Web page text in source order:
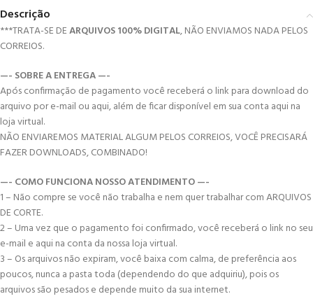
Descrição
***TRATA-SE DEARQUIVOS 100% DIGITAL, NÃO ENVIAMOS NADA PELOS
CORREIOS.
—- SOBRE A ENTREGA —-
Após confirmação de pagamento você receberá o link para download do
arquivo por e-mail ou aqui, além de ficar disponível em sua conta aqui na
loja virtual.
NÃO ENVIAREMOS MATERIAL ALGUM PELOS CORREIOS, VOCÊ PRECISARÁ
FAZER DOWNLOADS, COMBINADO!
—- COMO FUNCIONA NOSSO ATENDIMENTO —-
1 – Não compre se você não trabalha e nem quer trabalhar com ARQUIVOS
DE CORTE.
2 – Uma vez que o pagamento foi confirmado, você receberá o link no seu
e-mail e aqui na conta da nossa loja virtual.
3 – Os arquivos não expiram, você baixa com calma, de preferência aos
poucos, nunca a pasta toda (dependendo do que adquiriu), pois os
arquivos são pesados e depende muito da sua internet.